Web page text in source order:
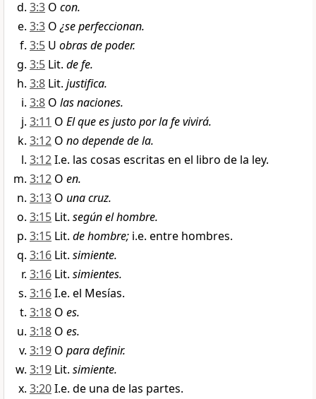
3:3 O con.
3:3 O¿se perfeccionan.
3:5 U obras de poder.
3:5 Lit. de fe.
3:8 Lit. justifica.
3:8 O las naciones.
3:11 O El que es justo por la fe vivirá.
3:12 O no depende de la.
3:12I.e. las cosas escritas en el libro de la ley.
3:12 O en.
3:13 O una cruz.
3:15 Lit. según el hombre.
3:15 Lit. de hombre; i.e. entre hombres.
3:16 Lit. simiente.
3:16 Lit. simientes.
3:16I.e. el Mesías.
3:18 O es.
3:18 O es.
3:19 O para definir.
3:19 Lit. simiente.
3:20I.e. de una de las partes.